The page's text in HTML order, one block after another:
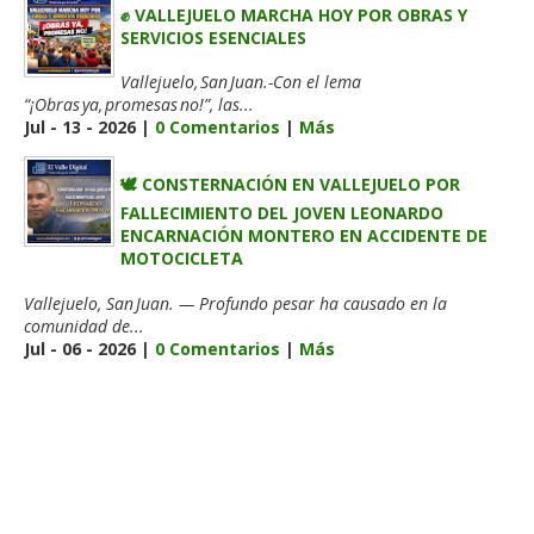
✊ VALLEJUELO MARCHA HOY POR OBRAS Y
SERVICIOS ESENCIALES
Vallejuelo, San Juan.-Con el lema
“¡Obras ya, promesas no!”, las...
Jul - 13 - 2026 | 0 Comentarios | Más
🕊️ CONSTERNACIÓN EN VALLEJUELO POR
FALLECIMIENTO DEL JOVEN LEONARDO
ENCARNACIÓN MONTERO EN ACCIDENTE DE
MOTOCICLETA
Vallejuelo, San Juan. — Profundo pesar ha causado en la
comunidad de...
Jul - 06 - 2026 | 0 Comentarios | Más